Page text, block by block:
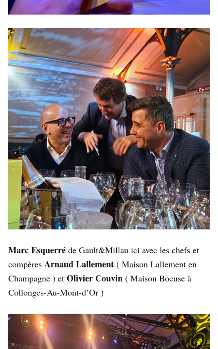
Marc Esquerré de Gault&Millau ici avec les chefs et
compères Arnaud Lallement ( Maison Lallement en
Champagne ) et Olivier Couvin ( Maison Bocuse à
Collonges-Au-Mont-d’Or )